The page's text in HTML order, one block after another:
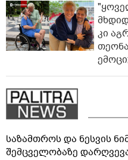
კი
საზამთროს და ნესვის
შემცველობაზე